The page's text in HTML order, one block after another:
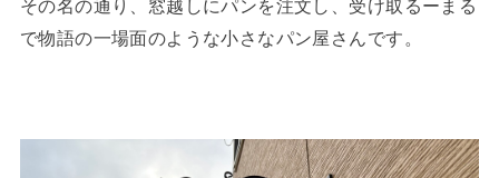
その名の通り、窓越しにパンを注文し、受け取るーまる
で物語の一場面のような小さなパン屋さんです。